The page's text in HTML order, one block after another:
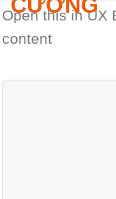
Open this in UX
content